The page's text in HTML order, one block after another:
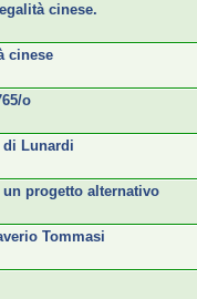
cinese.
cinese
o
di Lunardi
progetto alternativo
Tommasi